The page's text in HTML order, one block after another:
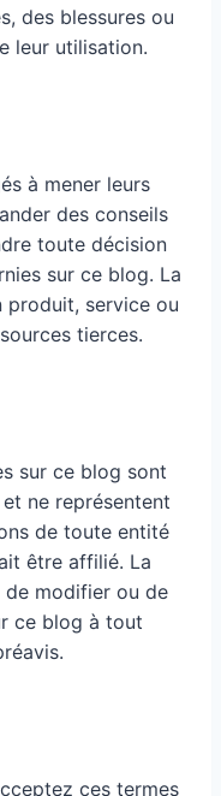
des blessures ou
leur utilisation.
à mener leurs
des conseils
toute décision
sur ce blog. La
produit, service ou
tierces.
sur ce blog sont
ne représentent
de toute entité
être affilié. La
de modifier ou de
ce blog à tout
ces termes